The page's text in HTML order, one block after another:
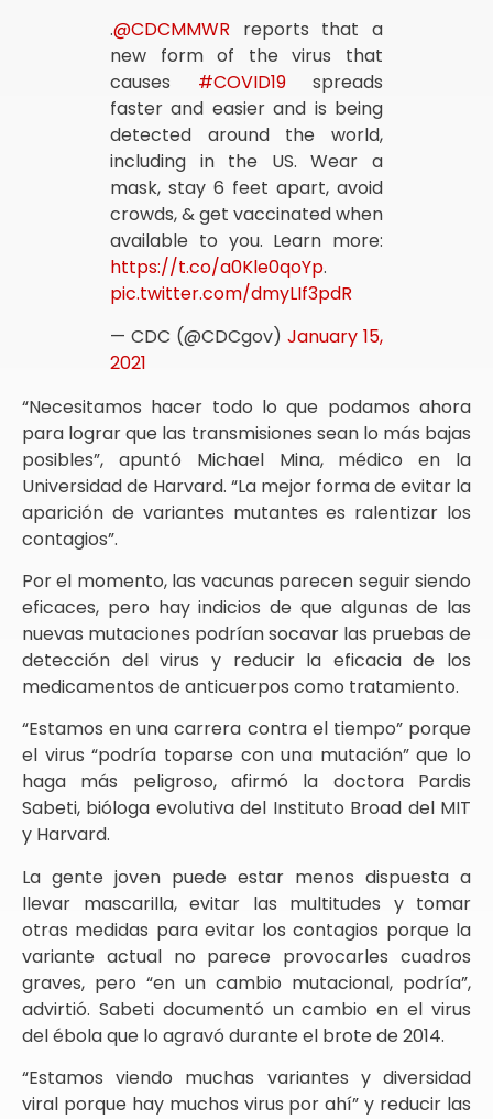
.@CDCMMWR reports that a
new form of the virus that
causes #COVID19spreads
faster and easier and is being
detected around the world,
including in the US. Wear a
mask, stay 6 feet apart, avoid
crowds, & get vaccinated when
available to you. Learn more:
https://t.co/a0Kle0qoYp.
pic.twitter.com/dmyLIf3pdR
— CDC (@CDCgov) January 15,
2021
“Necesitamos hacer todo lo que podamos ahora
para lograr que las transmisiones sean lo más bajas
posibles”, apuntó Michael Mina, médico en la
Universidad de Harvard. “La mejor forma de evitar la
aparición de variantes mutantes es ralentizar los
contagios”.
Por el momento, las vacunas parecen seguir siendo
eficaces, pero hay indicios de que algunas de las
nuevas mutaciones podrían socavar las pruebas de
detección del virus y reducir la eficacia de los
medicamentos de anticuerpos como tratamiento.
“Estamos en una carrera contra el tiempo” porque
el virus “podría toparse con una mutación” que lo
haga más peligroso, afirmó la doctora Pardis
Sabeti, bióloga evolutiva del Instituto Broad del MIT
y Harvard.
La gente joven puede estar menos dispuesta a
llevar mascarilla, evitar las multitudes y tomar
otras medidas para evitar los contagios porque la
variante actual no parece provocarles cuadros
graves, pero “en un cambio mutacional, podría”,
advirtió. Sabeti documentó un cambio en el virus
del ébola que lo agravó durante el brote de 2014.
“Estamos viendo muchas variantes y diversidad
viral porque hay muchos virus por ahí” y reducir las